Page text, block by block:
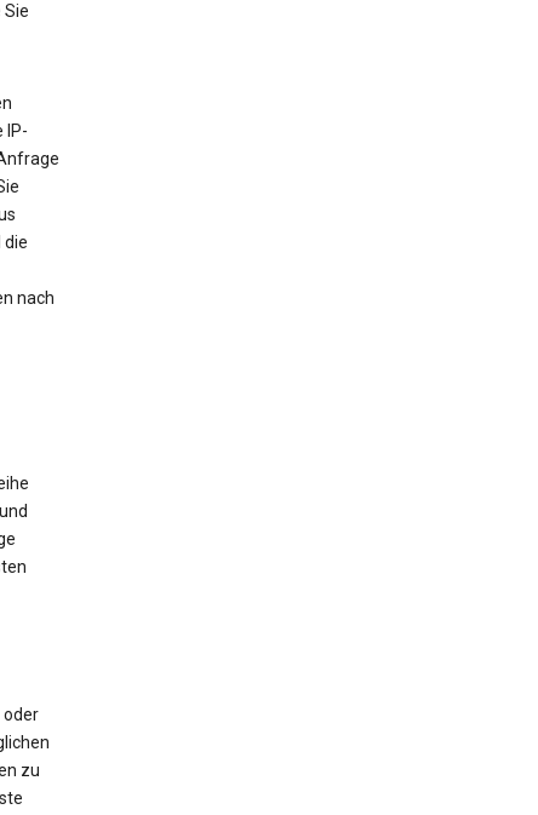
IP-
die
nach
oder
zu